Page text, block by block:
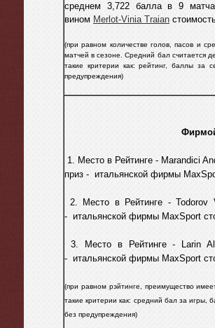
среднем 3,722балла в 9
вином Merlot-Vinia Traian
(при равном количестве голов, пасов и
матчей в сезоне. Cредний бал считается
такие критерии как: рейтинг, баллы за
предупреждения)
1. Место в Рейтинге - Marandici
приз - итальянской фирмы
2. Место в Рейтинге - Todorov
- итальянской фирмы МахSport
3. Место в Рейтинге - Larin
- итальянской фирмы МахSport
(при равном pэйтинге, преимущество
такие критерии как: средний бал за игры,
без предупреждения)